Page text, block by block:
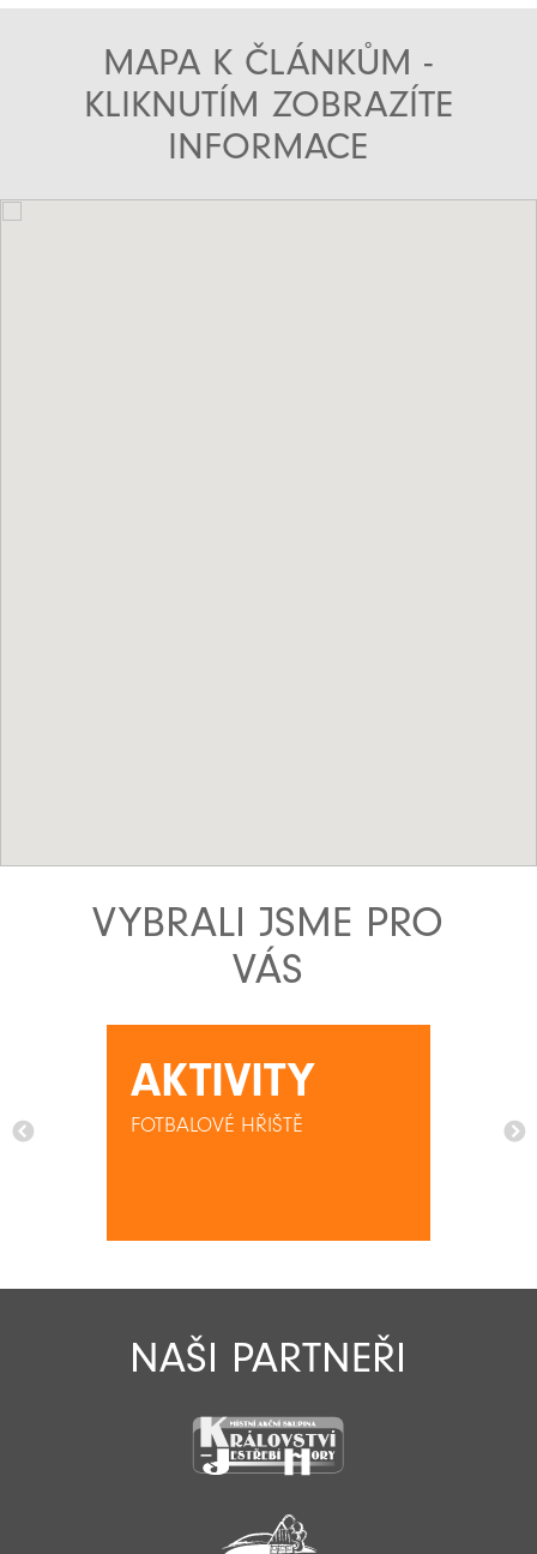
MAPA K ČLÁNKŮM -
KLIKNUTÍM ZOBRAZÍTE
INFORMACE
VYBRALI JSME PRO
VÁS
AKTIVITY
FOTBALOVÉ HŘIŠTĚ
NAŠI PARTNEŘI